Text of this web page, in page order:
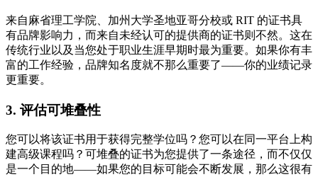
来自麻省理工学院、加州大学圣地亚哥分校或 RIT 的证书具
有品牌影响力，而来自未经认可的提供商的证书则不然。这在
传统行业以及当您处于职业生涯早期时最为重要。如果你有丰
富的工作经验，品牌知名度就不那么重要了——你的业绩记录
更重要。
3. 评估可堆叠性
您可以将该证书用于获得完整学位吗？您可以在同一平台上构
建高级课程吗？可堆叠的证书为您提供了一条途径，而不仅仅
是一个目的地——如果您的目标可能会不断发展，那么这很有